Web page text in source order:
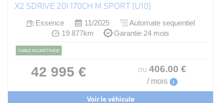
X2 SDRIVE 20I 170CH M SPORT (U10)
Essence 11/2025
Automate sequentiel
19 877km
Garantie 24 mois
FAIBLE KILOMÉTRAGE
42 995 € ou 406.00 €
/ mois i
Voir le véhicule